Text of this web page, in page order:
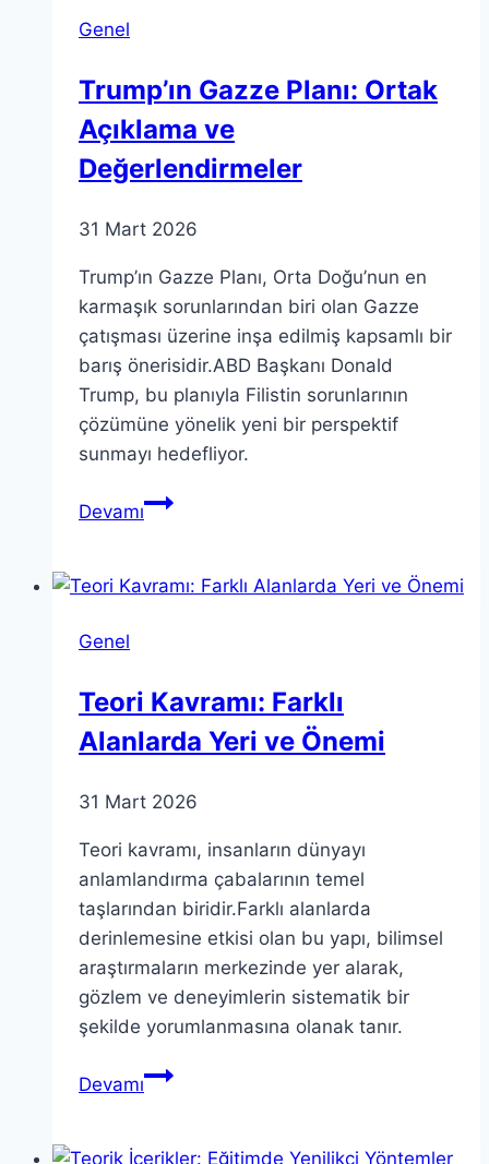
Genel
Trump’ın Gazze Planı: Ortak
Açıklama ve
Değerlendirmeler
31 Mart 2026
Trump’ın Gazze Planı, Orta Doğu’nun en
karmaşık sorunlarından biri olan Gazze
çatışması üzerine inşa edilmiş kapsamlı bir
barış önerisidir.ABD Başkanı Donald
Trump, bu planıyla Filistin sorunlarının
çözümüne yönelik yeni bir perspektif
sunmayı hedefliyor.
DevamıTrump’ın
Ortak
Genel
Teori Kavramı: Farklı
Alanlarda Yeri ve Önemi
31 Mart 2026
Teori kavramı, insanların dünyayı
anlamlandırma çabalarının temel
taşlarından biridir.Farklı alanlarda
derinlemesine etkisi olan bu yapı, bilimsel
araştırmaların merkezinde yer alarak,
gözlem ve deneyimlerin sistematik bir
şekilde yorumlanmasına olanak tanır.
DevamıTeori